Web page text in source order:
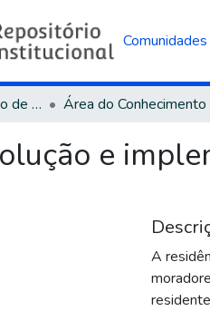
Trabalhos de Conclusão de Curso
e
A